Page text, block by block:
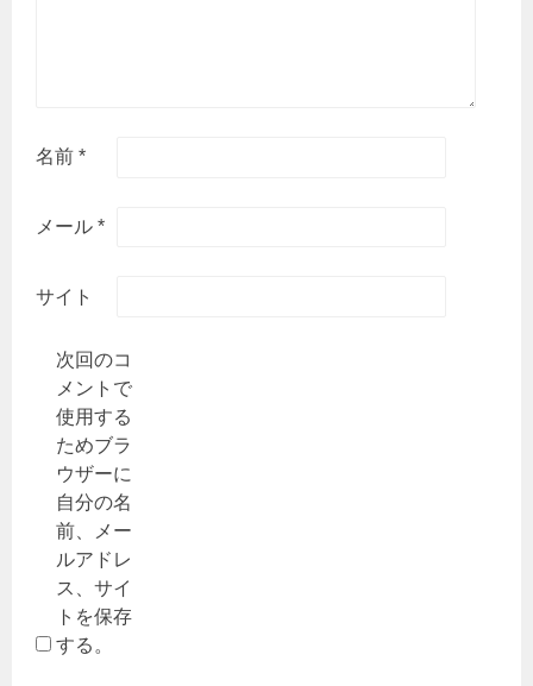
名前*
メール*
サイト
次回のコ
メントで
使用する
ためブラ
ウザーに
自分の名
前、メー
ルアドレ
ス、サイ
トを保存
する。